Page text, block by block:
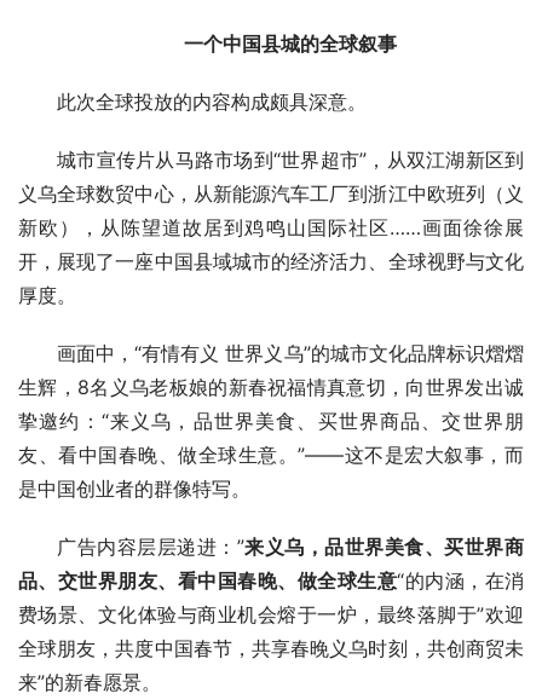
一个中国县城的全球叙事
此次全球投放的内容构成颇具深意。
城市宣传片从马路市场到“世界超市”，从双江湖新区到
义乌全球数贸中心，从新能源汽车工厂到浙江中欧班列（义
新欧），从陈望道故居到鸡鸣山国际社区……画面徐徐展
开，展现了一座中国县域城市的经济活力、全球视野与文化
厚度。
画面中，“有情有义 世界义乌”的城市文化品牌标识熠熠
生辉，8名义乌老板娘的新春祝福情真意切，向世界发出诚
挚邀约：“来义乌，品世界美食、买世界商品、交世界朋
友、看中国春晚、做全球生意。”——这不是宏大叙事，而
是中国创业者的群像特写。
广告内容层层递进：”来义乌，品世界美食、买世界商
品、交世界朋友、看中国春晚、做全球生意“的内涵，在消
费场景、文化体验与商业机会熔于一炉，最终落脚于”欢迎
全球朋友，共度中国春节，共享春晚义乌时刻，共创商贸未
来”的新春愿景。